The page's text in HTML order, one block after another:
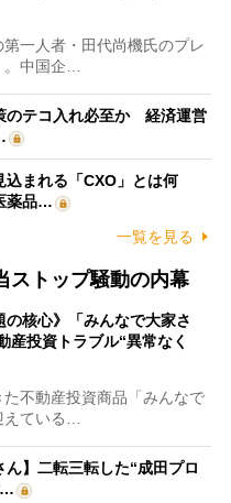
一人者・田代尚機氏のプレ
。中国企…
のテコ入れ必至か 経済運営
込まれる「CXO」とは何
薬品…
一覧を見る
ストップ騒動の内幕
の核心》「みんなで大家さ
産投資トラブル“異常なく
不動産投資商品「みんなで
えている…
ん】二転三転した“成田プロ
…